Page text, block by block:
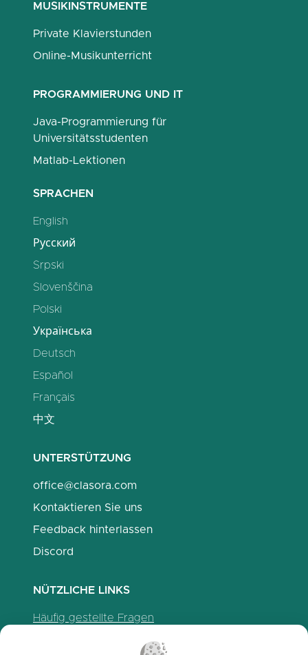
MUSIKINSTRUMENTE
Private Klavierstunden
Online-Musikunterricht
PROGRAMMIERUNG UND IT
Java-Programmierung für
Universitätsstudenten
Matlab-Lektionen
SPRACHEN
English
Русский
Srpski
Slovenščina
Polski
Українська
Deutsch
Español
Français
中文
UNTERSTÜTZUNG
office@clasora.com
Kontaktieren Sie uns
Feedback hinterlassen
Discord
NÜTZLICHE LINKS
Häufig gestellte Fragen